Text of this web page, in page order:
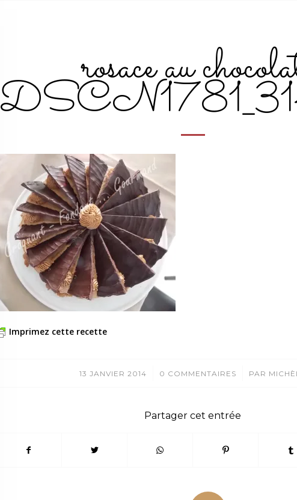
rosace au
Imprimez cette recette
13 JANVIER 2014
/ 0 COMMENTAIRES
/ PAR
Partager cet entrée